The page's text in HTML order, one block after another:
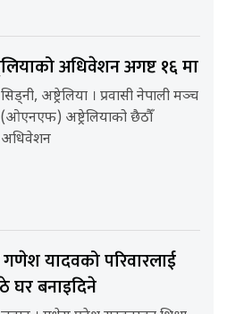
अधिवेशन अगष्ट १६ मा
सिड्नी, अष्ट्रेलिया । प्रवासी नेपाली मञ्च
(ओएनएफ) अष्ट्रेलियाको छैठौँ
अधिवेशन
यादवको परिवारलाई
बनाइदिने